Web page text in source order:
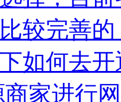
较完善
如何去
家进行